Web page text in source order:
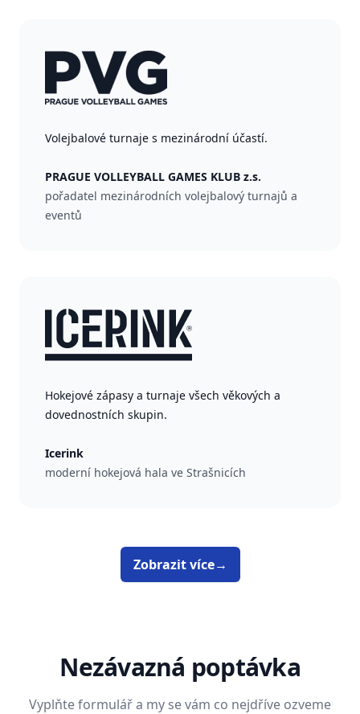
Volejbalové turnaje s mezinárodní účastí.
PRAGUE VOLLEYBALL GAMES KLUB z.s.
pořadatel mezinárodních volejbalový turnajů a
eventů
Hokejové zápasy a turnaje všech věkových a
dovednostních skupin.
Icerink
moderní hokejová hala ve Strašnicích
Zobrazit více→
Nezávazná poptávka
Vyplňte formulář a my se vám co nejdříve ozveme